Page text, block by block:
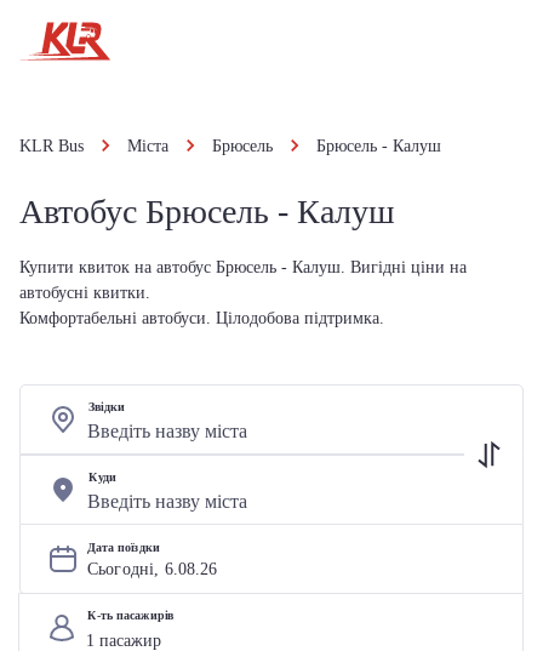
KLR Bus Міста Брюсель Брюсель - Калуш
Автобус Брюсель - Калуш
Купити квиток на автобус Брюсель - Калуш. Вигідні ціни на
автобусні квитки.
Комфортабельні автобуси. Цілодобова підтримка.
Звідки
Куди
Дата поїздки
Сьогодні, 6.08.26
К-ть пасажирів